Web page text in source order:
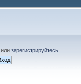
зарегистрируйтесь.